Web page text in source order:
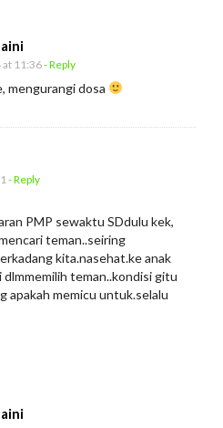
11:36- Reply
mengurangi dosa
- Reply
PMP sewaktu SDdulu kek,
teman..seiring
kita.nasehat.ke anak
teman..kondisi gitu
apakah memicu untuk.selalu